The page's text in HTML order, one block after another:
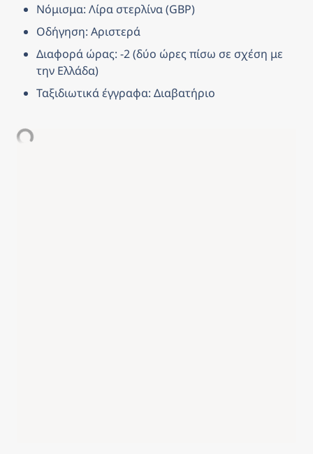
Νόμισμα: Λίρα στερλίνα (GBP)
Οδήγηση: Αριστερά
Διαφορά ώρας: -2 (δύο ώρες πίσω σε σχέση με
την Ελλάδα)
Ταξιδιωτικά έγγραφα: Διαβατήριο